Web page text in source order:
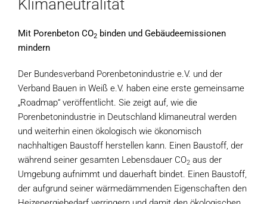
Klimaneutralität
Mit Porenbeton CO2 binden und Gebäudeemissionen
mindern
Der Bundesverband Porenbetonindustrie e.V. und der
Verband Bauen in Weiß e.V. haben eine erste gemeinsame
„Roadmap“ veröffentlicht. Sie zeigt auf, wie die
Porenbetonindustrie in Deutschland klimaneutral werden
und weiterhin einen ökologisch wie ökonomisch
nachhaltigen Baustoff herstellen kann. Einen Baustoff, der
während seiner gesamten Lebensdauer CO2 aus der
Umgebung aufnimmt und dauerhaft bindet. Einen Baustoff,
der aufgrund seiner wärmedämmenden Eigenschaften den